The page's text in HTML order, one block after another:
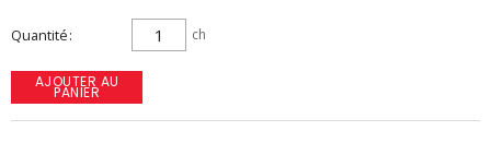
Quantité ch
AJOUTER AU
PANIER